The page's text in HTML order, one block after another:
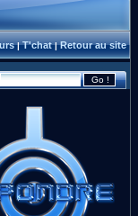
|T'chat|Retour au site